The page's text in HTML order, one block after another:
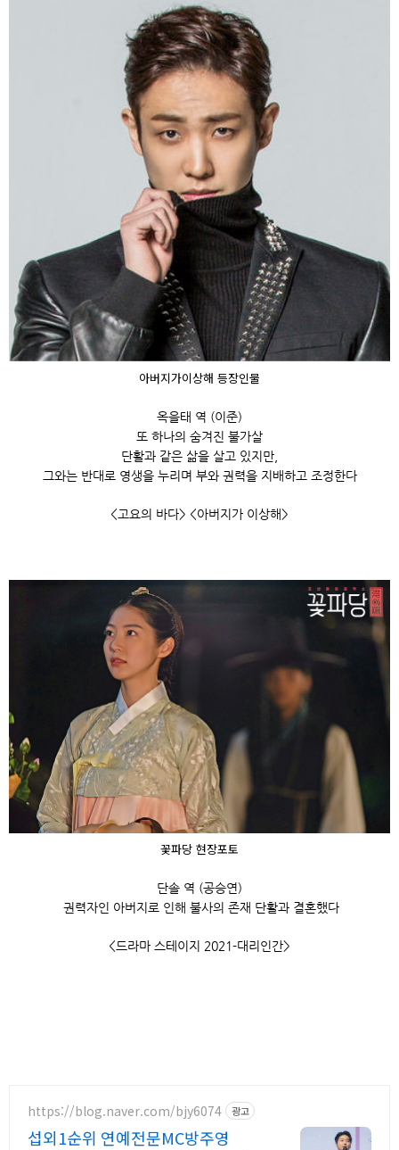
아버지가이상해 등장인물
옥을태 역 (이준)
또 하나의 숨겨진 불가살
단활과 같은 삶을 살고 있지만,
그와는 반대로 영생을 누리며 부와 권력을 지배하고 조정한다
<고요의 바다> <아버지가 이상해>
꽃파당 현장포토
단솔 역 (공승연)
권력자인 아버지로 인해 불사의 존재 단활과 결혼했다
<드라마 스테이지 2021-대리인간>
https://blog.naver.com/bjy6074 광고
섭외1순위 연예전문MC방주영